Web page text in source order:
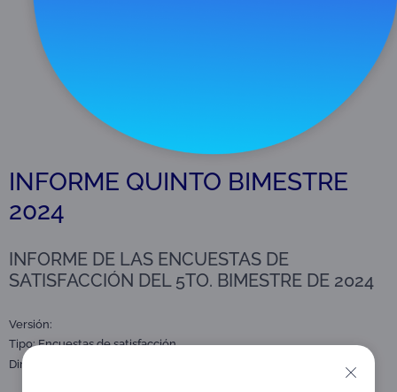
INFORME QUINTO BIMESTRE
2024
INFORME DE LAS ENCUESTAS DE
SATISFACCIÓN DEL 5TO. BIMESTRE DE 2024
Versión:
Tipo:Encuestas de satisfacción
Dirigido a: